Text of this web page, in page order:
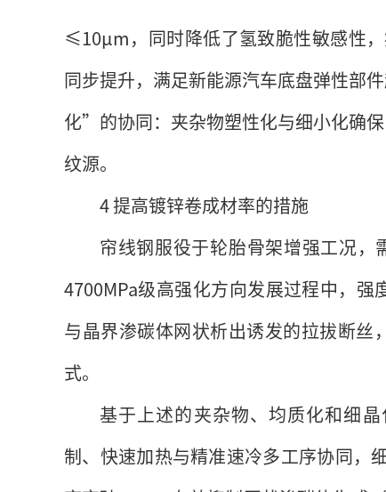
≤10μm，同时降低了氢致脆性敏感性
同步提升，满足新能源汽车底盘弹性部
化”的协同：夹杂物塑性化与细小化确
纹源。
4 提高镀锌卷成材率的措施
帘线钢服役于轮胎骨架增强工况，
4700MPa级高强化方向发展过程中，强
与晶界渗碳体网状析出诱发的拉拔断丝
式。
基于上述的夹杂物、均质化和细
制、快速加热与精准速冷多工序协同，